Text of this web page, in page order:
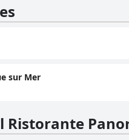
sur Mer
Ristorante